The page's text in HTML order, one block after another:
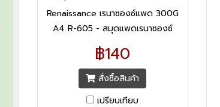
Renaissance เรนาซองซ์แพด 300G
A4 R-605 - สมุดแพดเรนาซองซ์
ผลิตจากกระดาษวาดเขียนสีน้ำเกรด
คุณภาพชนิดผิวหยาบ 2 หน้า
฿140
สั่งซื้อสินค้า
เปรียบเทียบ